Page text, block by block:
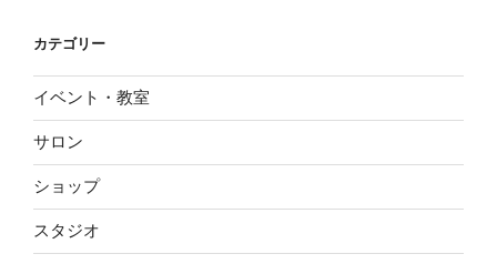
カテゴリー
イベント・教室
サロン
ショップ
スタジオ